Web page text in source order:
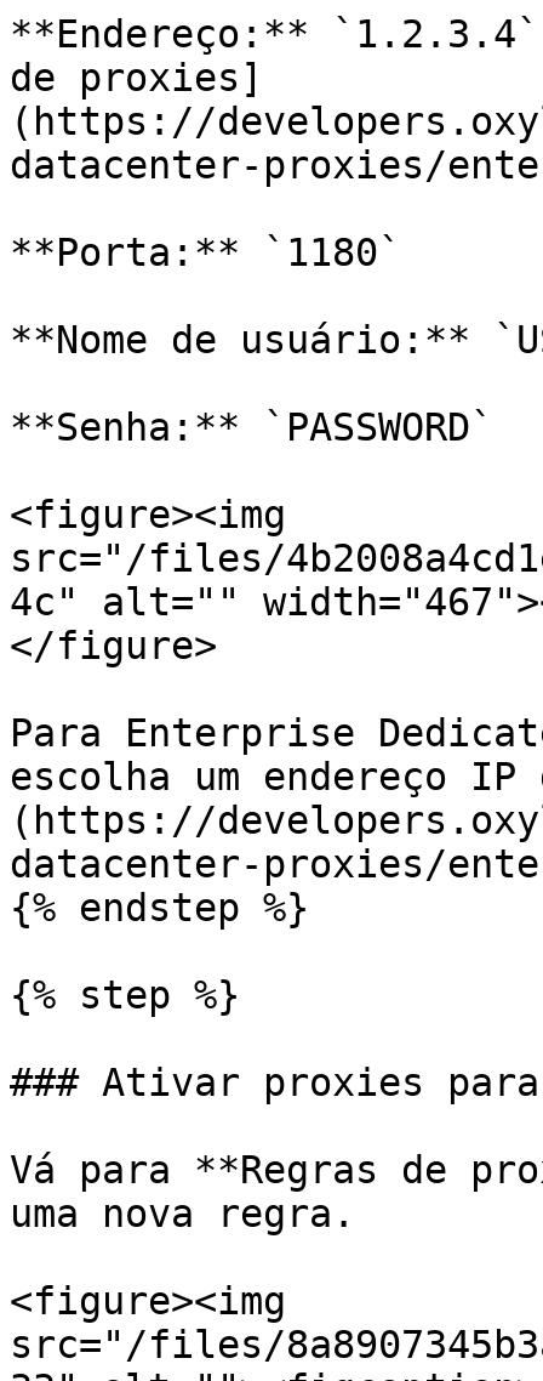
**Endereço:**
de proxies]
(https://
datacenter-proxies/
**Porta:** `1180`
**Nome de usuário:**
**Senha:** `PASSWORD`
<figure><img
src="/files/
4c" alt=""
</figure>
Para Enterprise
escolha um endereço
(https://
datacenter-proxies/
{% endstep %}
{% step %}
### Ativar proxies
Vá para **Regras de
uma nova regra.
<figure><img
src="/files/